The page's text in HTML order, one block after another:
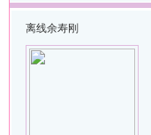
离线余寿刚